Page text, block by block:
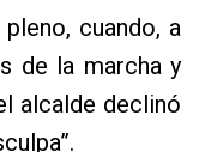
cuando, a
de la marcha y
alcalde declinó